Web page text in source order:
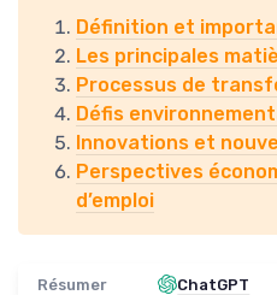
Définition et
Les principales
Processus de
Défis
Innovations et
Perspectives
d’emploi
Résumer ChatGPT